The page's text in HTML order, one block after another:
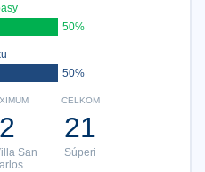
50%
50%
CELKOM
21
Súperi
2
San